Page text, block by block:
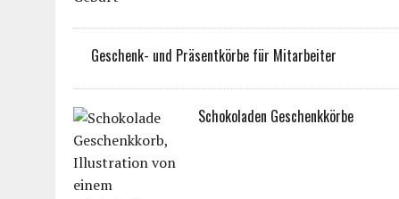
Geschenk- und Präsentkörbe für Mitarbeiter
Schokoladen Geschenkkörbe